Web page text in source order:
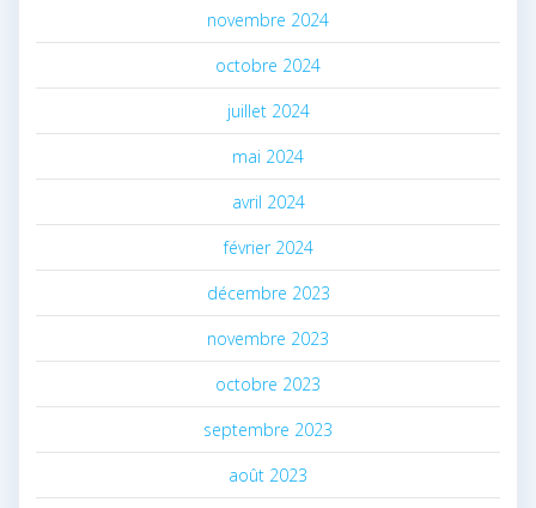
novembre 2024
octobre 2024
juillet 2024
mai 2024
avril 2024
février 2024
décembre 2023
novembre 2023
octobre 2023
septembre 2023
août 2023